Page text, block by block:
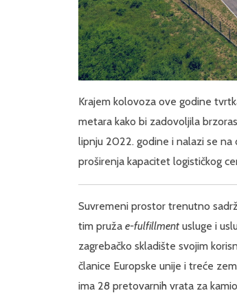
Krajem kolovoza ove godine
metara kako bi zadovoljila
lipnju 2022. godine i nalazi se
proširenja kapacitet logističkog
Suvremeni prostor trenutno
tim pruža e-fulfillment usluge i
zagrebačko skladište svojim
članice Europske unije i treće
ima 28 pretovarnih vrata za